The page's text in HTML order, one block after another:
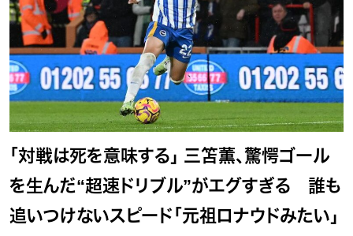
「対戦は死を意味する」 三笘薫、驚愕ゴール
を生んだ“超速ドリブル”がエグすぎる 誰も
追いつけないスピード「元祖ロナウドみたい」